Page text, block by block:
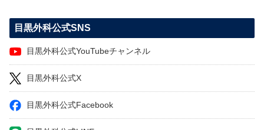
目黒外科公式SNS
目黒外科公式YouTubeチャンネル
目黒外科公式X
目黒外科公式Facebook